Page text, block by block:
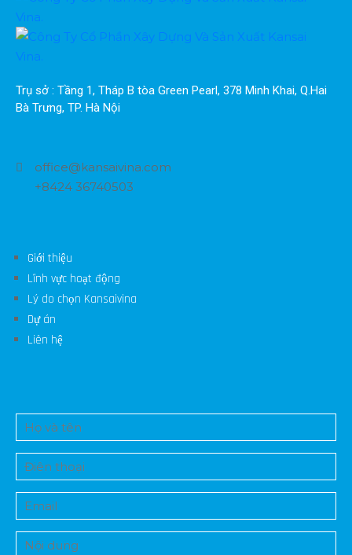
Trụ sở : Tầng 1, Tháp B tòa Green Pearl, 378 Minh Khai, Q.Hai
Bà Trưng, TP. Hà Nội
office@kansaivina.com
+8424 36740503
Giới thiệu
Lĩnh vực hoạt động
Lý do chọn Kansaivina
Dự án
Liên hệ